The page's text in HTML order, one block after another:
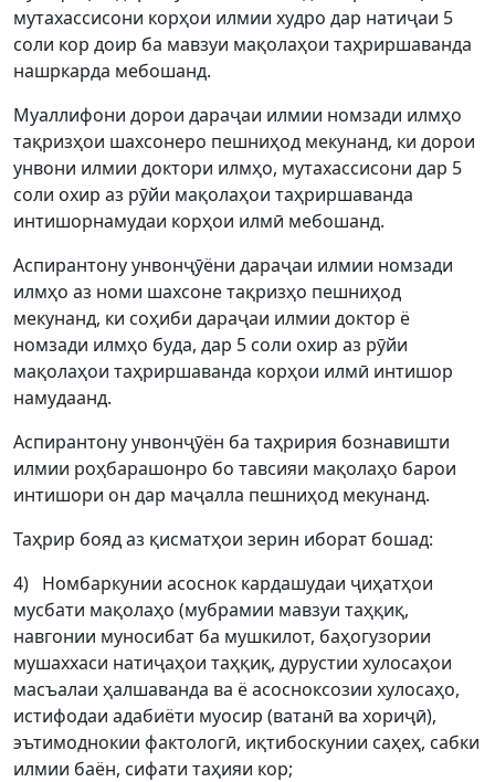
мутахассисони корҳои илмии худро дар натиҷаи 5
соли кор доир ба мавзуи мақолаҳои таҳриршаванда
нашркарда мебошанд.
Муаллифони дорои дараҷаи илмии номзади илмҳо
тақризҳои шахсонеро пешниҳод мекунанд, ки дорои
унвони илмии доктори илмҳо, мутахассисони дар 5
соли охир аз рӯйи мақолаҳои таҳриршаванда
интишорнамудаи корҳои илмӣ мебошанд.
Аспирантону унвонҷӯёни дараҷаи илмии номзади
илмҳо аз номи шахсоне тақризҳо пешниҳод
мекунанд, ки соҳиби дараҷаи илмии доктор ё
номзади илмҳо буда, дар 5 соли охир аз рӯйи
мақолаҳои таҳриршаванда корҳои илмӣ интишор
намудаанд.
Аспирантону унвонҷӯён ба таҳририя бознавишти
илмии роҳбарашонро бо тавсияи мақолаҳо барои
интишори он дар маҷалла пешниҳод мекунанд.
Таҳрир бояд аз қисматҳои зерин иборат бошад:
4) Номбаркунии асоснок кардашудаи ҷиҳатҳои
мусбати мақолаҳо (мубрамии мавзуи таҳқиқ,
навгонии муносибат ба мушкилот, баҳогузории
мушаххаси натиҷаҳои таҳқиқ, дурустии хулосаҳои
масъалаи ҳалшаванда ва ё асосноксозии хулосаҳо,
истифодаи адабиёти муосир (ватанӣ ва хориҷӣ),
эътимоднокии фактологӣ, иқтибоскунии саҳеҳ, сабки
илмии баён, сифати таҳияи кор;